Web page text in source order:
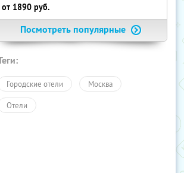
от 1890 руб.
Посмотреть популярные
Городские отели Москва
Отели